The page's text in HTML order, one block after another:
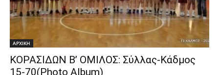
ΑΡΧΙΚΗ
ΚΟΡΑΣΙΔΩΝ Β’ ΟΜΙΛΟΣ: Σύλλας-Κάδμος
15-70(Photo Album)